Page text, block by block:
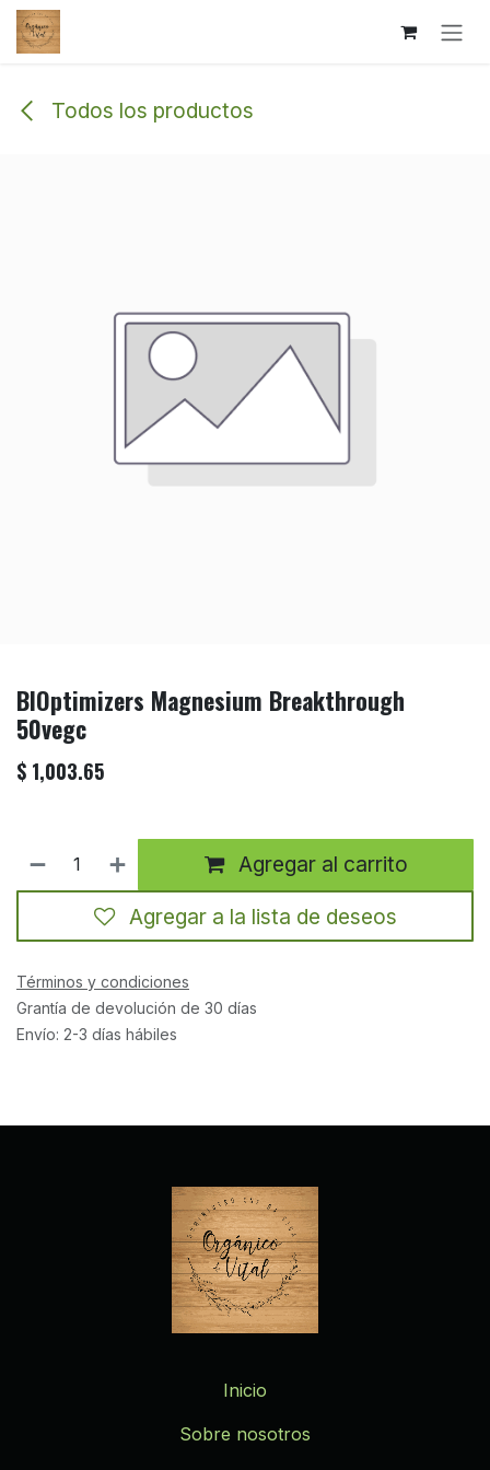
Ir al contenido
Todos los productos
BIOptimizers Magnesium Breakthrough
50vegc
$ 1,003.65
Agregar al carrito
Agregar a la lista de deseos
Términos y condiciones
Grantía de devolución de 30 días
Envío: 2-3 días hábiles
Inicio
Sobre nosotros